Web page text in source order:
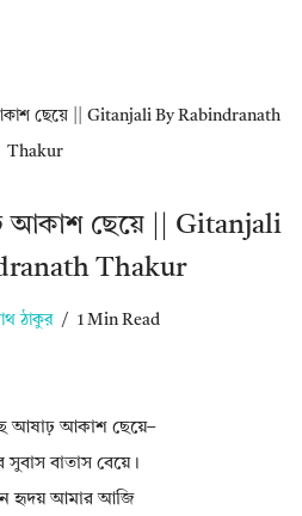
ছেয়ে || Gitanjali By Rabindranath
Thakur
আকাশ ছেয়ে || Gitanjali
Thakur
ঠাকুর 1 Min Read
আষাঢ় আকাশ ছেয়ে–
সুবাস বাতাস বেয়ে।
হৃদয় আমার আজি